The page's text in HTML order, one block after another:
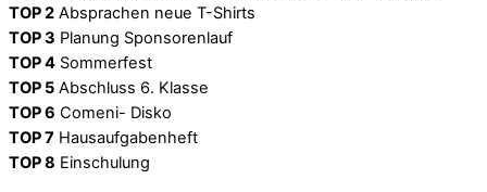
TOP 2 Absprachen neue T-Shirts
TOP 3 Planung Sponsorenlauf
TOP 4 Sommerfest
TOP 5 Abschluss 6. Klasse
TOP 6 Comeni- Disko
TOP 7 Hausaufgabenheft
TOP 8 Einschulung